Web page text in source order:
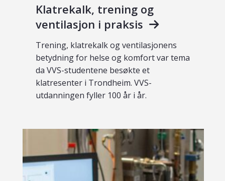
Klatrekalk, trening og
ventilasjon i praksis
Trening, klatrekalk og ventilasjonens
betydning for helse og komfort var tema
da VVS-studentene besøkte et
klatresenter i Trondheim. VVS-
utdanningen fyller 100 år i år.